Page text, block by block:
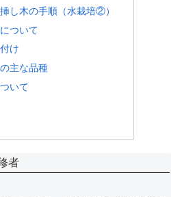
し木の手順（水栽培②）
ついて
け
主な品種
いて
者